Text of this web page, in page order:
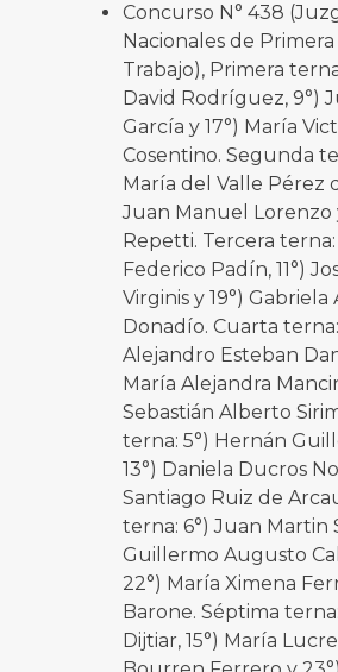
Concurso N° 438
Nacionales de
Trabajo), Primera
David Rodríguez, 9°)
García y 17°) María
Cosentino. Segunda
María del Valle Pérez
Juan Manuel Lorenzo
Repetti. Tercera terna:
Federico Padín, 11°)
Virginis y 19°) Gabriela
Donadío. Cuarta terna:
Alejandro Esteban
María Alejandra
Sebastián Alberto
terna: 5°) Hernán
13°) Daniela Ducros
Santiago Ruiz de
terna: 6°) Juan Martin
Guillermo Augusto
22°) María Ximena
Barone. Séptima
Dijtiar, 15°) María